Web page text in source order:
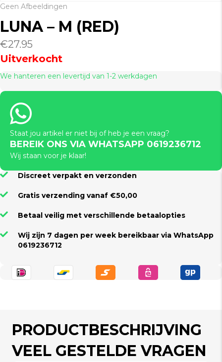
Geen Afbeeldingen
LUNA – M (RED)
€27.95
Uitverkocht
We hanteren een levertijd van 1-2 werkdagen
Staat jou artikel er niet bij of heb je een vraag?
BEREIK ONS VIA WHATSAPP 0619236712
Wij staan voor je klaar!
Discreet verpakt en verzonden
Gratis verzending vanaf €50,00
Betaal veilig met verschillende betaalopties
Wij zijn 7 dagen per week bereikbaar via WhatsApp
0619236712
PRODUCTBESCHRIJVING
VEEL GESTELDE VRAGEN